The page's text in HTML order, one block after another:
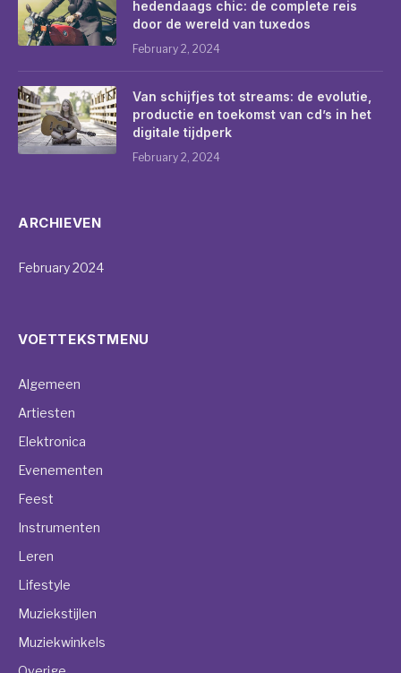
hedendaags chic: de complete reis
door de wereld van tuxedos
February 2, 2024
Van schijfjes tot streams: de evolutie,
productie en toekomst van cd’s in het
digitale tijdperk
February 2, 2024
ARCHIEVEN
February 2024
VOETTEKSTMENU
Algemeen
Artiesten
Elektronica
Evenementen
Feest
Instrumenten
Leren
Lifestyle
Muziekstijlen
Muziekwinkels